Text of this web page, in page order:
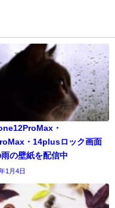
・
・14plusロック画面
の壁紙を配信中
1月4日